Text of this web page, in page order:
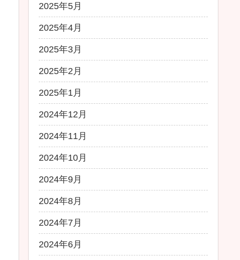
2025年5月
2025年4月
2025年3月
2025年2月
2025年1月
2024年12月
2024年11月
2024年10月
2024年9月
2024年8月
2024年7月
2024年6月